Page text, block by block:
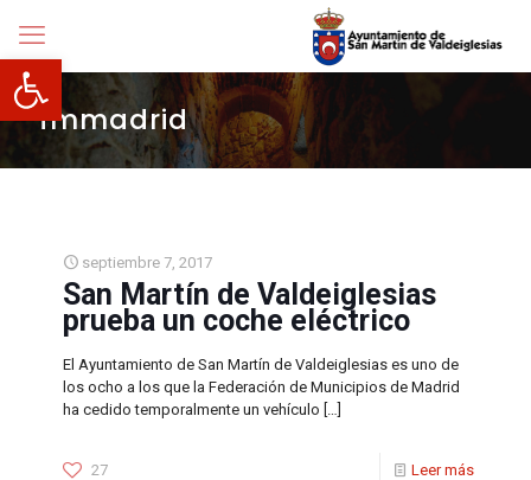
Abrir barra de herramientas
fmmadrid
septiembre 7, 2017
San Martín de Valdeiglesias
prueba un coche eléctrico
El Ayuntamiento de San Martín de Valdeiglesias es uno de
los ocho a los que la Federación de Municipios de Madrid
ha cedido temporalmente un vehículo […]
27 Leer más